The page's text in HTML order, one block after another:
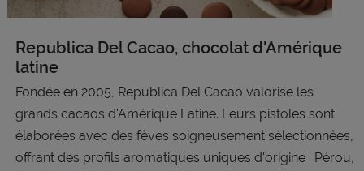
Republica Del Cacao, chocolat d'Amérique
latine
Fondée en 2005, Republica Del Cacao valorise les
grands cacaos d'Amérique Latine. Leurs pistoles sont
élaborées avec des fèves soigneusement sélectionnées,
offrant des profils aromatiques uniques d'origine : Pérou,